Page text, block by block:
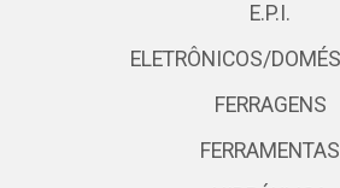
E.P.I.
ELETRÔNICOS/
FERRAGENS
FERRAMENTAS